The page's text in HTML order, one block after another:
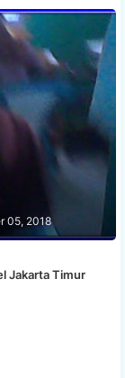
05, 2018
Jakarta Timur